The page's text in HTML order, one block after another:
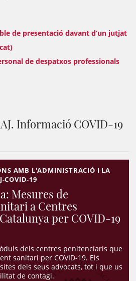
de presentació davant d’un jutjat
de despatxos professionals
Informació COVID-19
AMB L'ADMINISTRACIÓ I LA
COVID-19
Mesures de
a Centres
per COVID-19
dels centres penitenciaris que
sanitari per COVID-19. Els
dels seus advocats, tot i que us
de contagi.